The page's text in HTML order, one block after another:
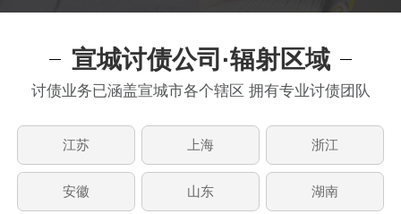
宣城讨债公司·辐射区域
讨债业务已涵盖宣城市各个辖区 拥有专业讨债团队
江苏 上海 浙江
安徽 山东 湖南